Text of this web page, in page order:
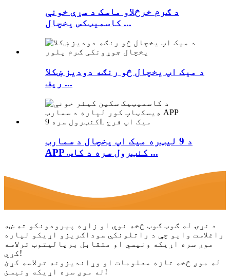
د ګرم خرڅلاو ماسک د سړې خونې
کاسمیټکس یخچال ...
د میک اپ یخچال څو رنګه دودیز ښکلا
ریف ...
د 9 لیټره میک اپ یخچال د سمارټ
APP کنټرول سره د کاس ...
د نړۍ له ګوټ ګوټ څخه نوي او زاړه پیرودونکو ته ښه
راغلاست وایو چې د راتلونکي سوداګریزو اړیکو لپاره
موږ سره اړیکه ونیسي او متقابل بریالیتوب ترلاسه
کړي!
له موږ څخه تازه معلومات او وړاندیزونه ترلاسه کړئ
له موږ سره اړیکه ونیسئ!